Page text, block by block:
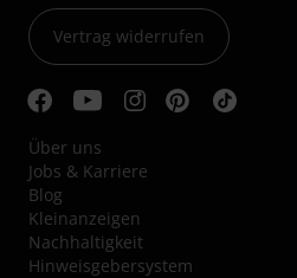
Vertrag widerrufen
Über uns
Jobs & Karriere
Blog
Kleinanzeigen
Nachhaltigkeit
Hinweisgebersystem